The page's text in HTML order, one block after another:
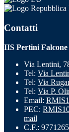
Contatti
IIS Pertini Falcone
Via Lentini,
Tel: Via
Tel: Via
Tel: Via P.
Email:
PEC:
mail
C.F.: